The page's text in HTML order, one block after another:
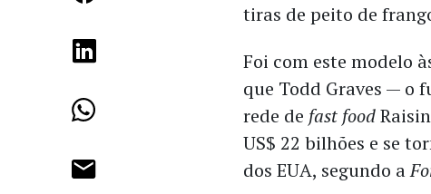
tiras de peito de
Foi com este modelo
que Todd Graves — o
rede de fast food
US$ 22 bilhões e se
dos EUA, segundo a